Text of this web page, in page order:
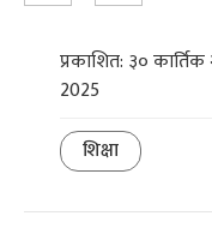
प्रकाशित: ३०
2025
शिक्षा